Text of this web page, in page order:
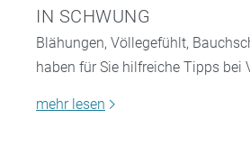
IN SCHWUNG
Blähungen, Völlegefühlt,
haben für Sie hilfreiche Tipps bei
mehr lesen